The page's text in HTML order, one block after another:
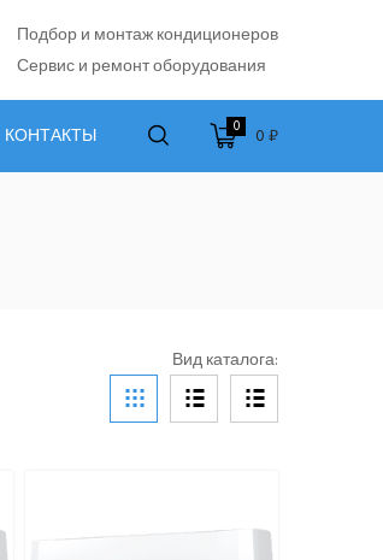
Подбор и монтаж кондиционеров
Сервис и ремонт оборудования
КОНТАКТЫ 0 0 ₽
Вид каталога: